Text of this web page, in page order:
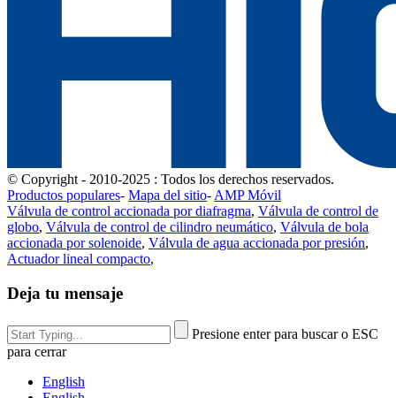
© Copyright - 2010-2025 : Todos los derechos reservados.
Productos populares- Mapa del sitio-AMP Móvil
Válvula de control accionada por diafragma, Válvula de control de
globo, Válvula de control de cilindro neumático, Válvula de bola
accionada por solenoide, Válvula de agua accionada por presión,
Actuador lineal compacto,
Deja tu mensaje
Presione enter para buscar o ESC
para cerrar
English